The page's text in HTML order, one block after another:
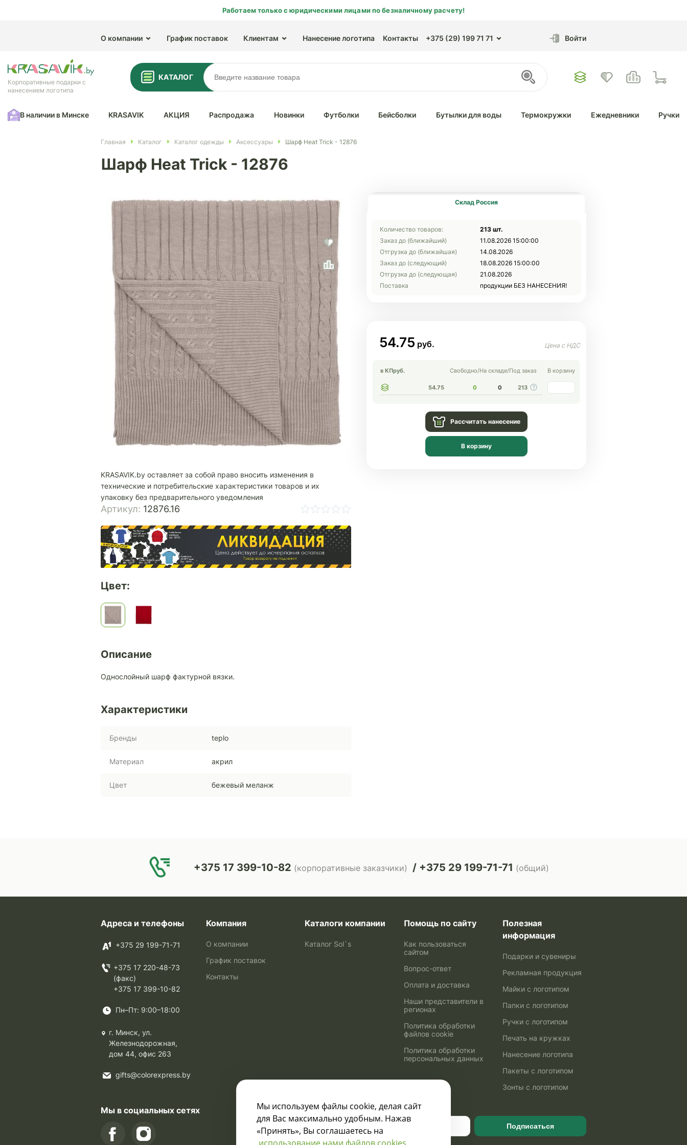
Работаем только с юридическими лицами по безналичному расчету!
О компании График поставок Клиентам Нанесение логотипа Контакты +375 (29) 199 71 71 Войти
Корпоративные подарки с
нанесением логотипа
КАТАЛОГ
В наличии в Минске KRASAVIK АКЦИЯ Распродажа Новинки Футболки Бейсболки Бутылки для воды Термокружки Ежедневники Ручки
Главная Каталог Каталог одежды Аксессуары Шарф Heat Trick - 12876
Шарф Heat Trick - 12876
KRASAVIK.by оставляет за собой право вносить изменения в
технические и потребительские характеристики товаров и их
упаковку без предварительного уведомления
Артикул: 12876.16
Цвет:
Описание
Однослойный шарф фактурной вязки.
Характеристики
Бренды teplo
Материал акрил
Цвет бежевый меланж
Склад Россия
Количество товаров:
213 шт.
Заказ до (ближайший)
11.08.2026 15:00:00
Отгрузка до (ближайшая)
14.08.2026
Заказ до (следующий)
18.08.2026 15:00:00
Отгрузка до (следующая)
21.08.2026
Поставка
продукции БЕЗ НАНЕСЕНИЯ!
54.75
в КПруб. Свободно/На складе/Под заказ В корзину
54.75 0 0 213
Рассчитать нанесение
В корзину
+375 17 399-10-82 (корпоративные заказчики) +375 29 199-71-71 (общий)
Адреса и телефоны
+375 29 199-71-71
+375 17 220-48-73
(факс)
+375 17 399-10-82
Пн–Пт: 9:00–18:00
г. Минск, ул.
Железнодорожная,
дом 44, офис 263
gifts@colorexpress.by
Компания
О компании
График поставок
Контакты
Каталоги компании
Каталог Sol`s
Помощь по сайту
Как пользоваться
сайтом
Вопрос-ответ
Оплата и доставка
Наши представители в
регионах
Политика обработки
файлов cookie
Политика обработки
персональных данных
Полезная
информация
Подарки и сувениры
Рекламная продукция
Майки с логотипом
Папки с логотипом
Ручки с логотипом
Печать на кружках
Нанесение логотипа
Пакеты с логотипом
Зонты с логотипом
Узнавайте о скидках
и акциях:
Подписаться
Мы в социальных сетях
Мы используем файлы cookie, делая сайт
для Вас максимально удобным. Нажав
«Принять», Вы соглашаетесь на